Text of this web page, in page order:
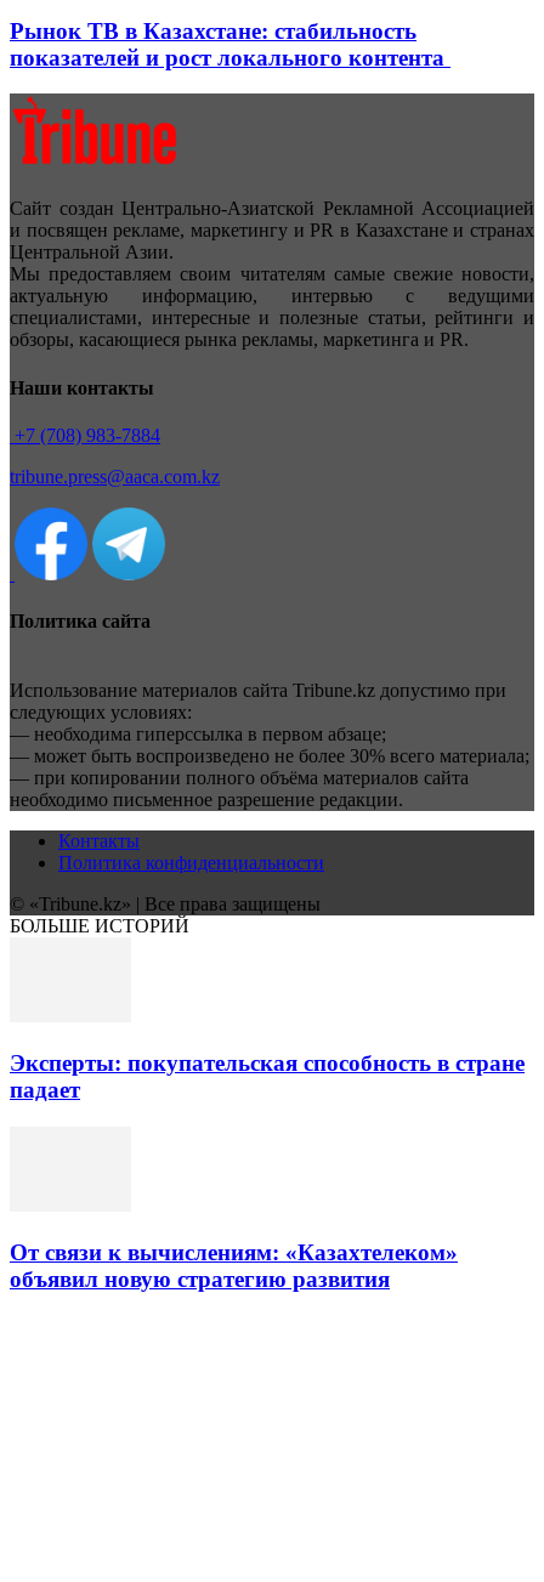
Рынок ТВ в Казахстане: стабильность
показателей и рост локального контента
Сайт создан Центрально-Азиатской Рекламной Ассоциацией
и посвящен рекламе, маркетингу и PR в Казахстане и странах
Центральной Азии.
Мы предоставляем своим читателям самые свежие новости,
актуальную информацию, интервью с ведущими
специалистами, интересные и полезные статьи, рейтинги и
обзоры, касающиеся рынка рекламы, маркетинга и PR.
Наши контакты
+7 (708) 983-7884
tribune.press@aaca.com.kz
Политика сайта
Использование материалов сайта Tribune.kz допустимо при
следующих условиях:
— необходима гиперссылка в первом абзаце;
— может быть воспроизведено не более 30% всего материала;
— при копировании полного объёма материалов сайта
необходимо письменное разрешение редакции.
Контакты
Политика конфиденциальности
© «Tribune.kz» | Все права защищены
БОЛЬШЕ ИСТОРИЙ
Эксперты: покупательская способность в стране
падает
От связи к вычислениям: «Казахтелеком»
объявил новую стратегию развития